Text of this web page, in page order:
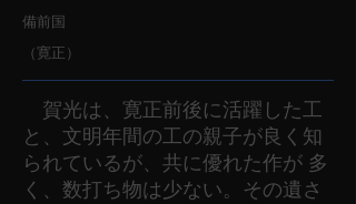
備前国
（寛正）
賀光は、寛正前後に活躍した工
と、文明年間の工の親子が良く知
られているが、共に優れた作が 多
く、数打ち物は少ない。その遺さ